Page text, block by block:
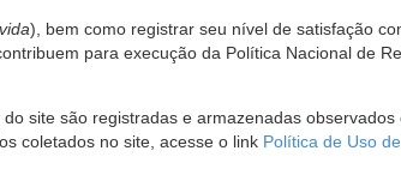
), bem como registrar seu nível de satisfação
para execução da Política Nacional de
site são registradas e armazenadas observados
coletados no site, acesse o link Política de Uso